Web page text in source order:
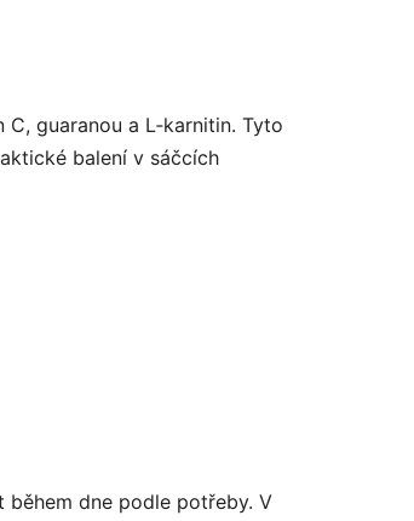
guaranou a L‑karnitin. Tyto
balení v sáčcích
během dne podle potřeby. V